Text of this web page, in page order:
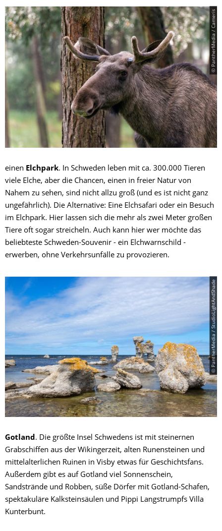
© PantherMedia / Cameris
einen Elchpark. In Schweden leben mit ca. 300.000 Tieren
viele Elche, aber die Chancen, einen in freier Natur von
Nahem zu sehen, sind nicht allzu groß (und es ist nicht ganz
ungefährlich). Die Alternative: Eine Elchsafari oder ein Besuch
im Elchpark. Hier lassen sich die mehr als zwei Meter großen
Tiere oft sogar streicheln. Auch kann hier wer möchte das
beliebteste Schweden-Souvenir - ein Elchwarnschild -
erwerben, ohne Verkehrsunfälle zu provozieren.
© PantherMedia / StudioLightAndShade
Gotland . Die größte Insel Schwedens ist mit steinernen
Grabschiffen aus der Wikingerzeit, alten Runensteinen und
mittelalterlichen Ruinen in Visby etwas für Geschichtsfans.
Außerdem gibt es auf Gotland viel Sonnenschein,
Sandstrände und Robben, süße Dörfer mit Gotland-Schafen,
spektakuläre Kalksteinsäulen und Pippi Langstrumpfs Villa
Kunterbunt.